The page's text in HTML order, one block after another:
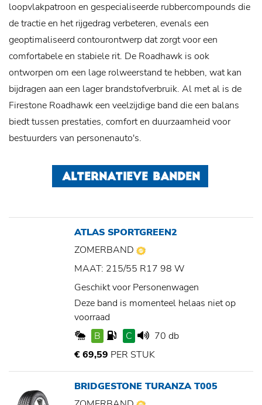
loopvlakpatroon en gespecialiseerde rubbercompounds die
de tractie en het rijgedrag verbeteren, evenals een
geoptimaliseerd contourontwerp dat zorgt voor een
comfortabele en stabiele rit. De Roadhawk is ook
ontworpen om een ​​lage rolweerstand te hebben, wat kan
bijdragen aan een lager brandstofverbruik. Al met al is de
Firestone Roadhawk een veelzijdige band die een balans
biedt tussen prestaties, comfort en duurzaamheid voor
bestuurders van personenauto's.
ALTERNATIEVE BANDEN
ATLAS SPORTGREEN2
ZOMERBAND
MAAT: 215/55 R17 98 W
Geschikt voor Personenwagen
Deze band is momenteel helaas niet op
voorraad
B
C
70 db
€ 69,59 PER STUK
BRIDGESTONE TURANZA T005